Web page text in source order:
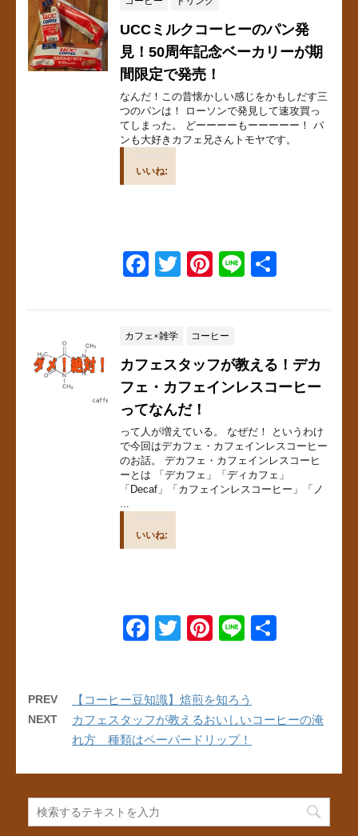
b
o
o
k
st
UCCミルクコーヒーのパン発
見！50周年記念ベーカリーが期
間限定で発売！
なんだ！この昔懐かしい感じをかもしだす三
つのパンは！ ローソンで発見して速攻買っ
てしまった。 どーーーーもーーーーー！ パ
ンも大好きカフェ兄さんトモヤです。
いいね:
F
c
e
b
o
o
k
T
tt
er
Pi
er
e
st
Li
e
カフェ×雑学 コーヒー
カフェスタッフが教える！デカ
フェ・カフェインレスコーヒー
ってなんだ！
って人が増えている。 なぜだ！ というわけ
で今回はデカフェ・カフェインレスコーヒー
のお話。 デカフェ・カフェインレスコーヒ
ーとは 「デカフェ」「ディカフェ」
「Decaf」「カフェインレスコーヒー」「ノ
いいね:
F
e
b
o
k
T
er
Pi
e
st
Li
PREV 【コーヒー豆知識】焙煎を知ろう
NEXT
カフェスタッフが教えるおいしいコーヒーの淹
れ方 種類はペーパードリップ！